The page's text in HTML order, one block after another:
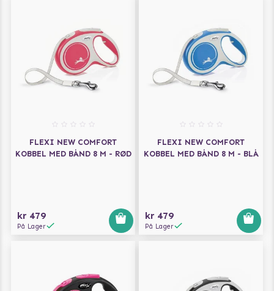
FLEXI NEW COMFORT
KOBBEL MED BÅND 8 M - RØD
kr 479
På Lager
FLEXI NEW COMFORT
KOBBEL MED BÅND 8 M - BLÅ
kr 479
På Lager